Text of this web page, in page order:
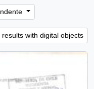
results with digital objects